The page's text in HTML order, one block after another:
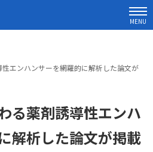
MENU
エンハンサーを網羅的に解析した論文が
る薬剤誘導性エンハ
解析した論文が掲載